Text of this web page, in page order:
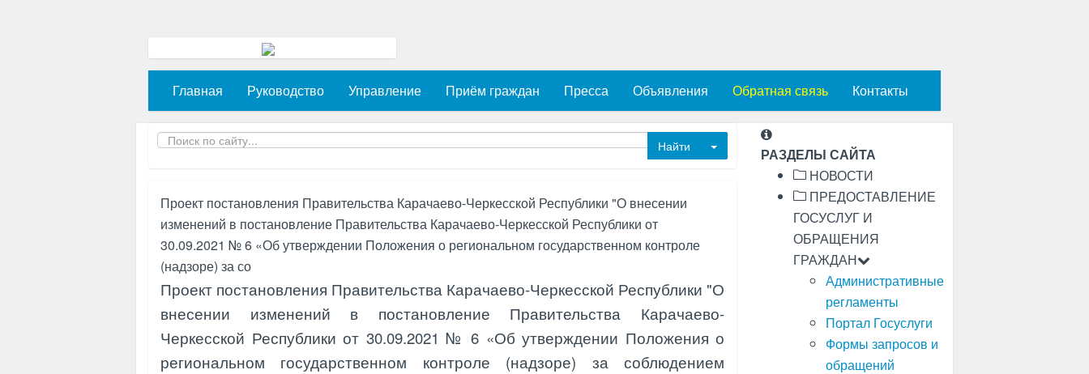
Главная Руководство Управление Приём граждан Пресса Объявления Обратная связь Контакты
Toggle Dropdown
Проект постановления Правительства Карачаево-Черкесской Республики "О внесении
изменений в постановление Правительства Карачаево-Черкесской Республики от
30.09.2021 № 6 «Об утверждении Положения о региональном государственном контроле
(надзоре) за со
Проект постановления Правительства Карачаево-Черкесской Республики "О
внесении изменений в постановление Правительства Карачаево-
Черкесской Республики от 30.09.2021 № 6 «Об утверждении Положения о
региональном государственном контроле (надзоре) за соблюдением
РАЗДЕЛЫ САЙТА
НОВОСТИ
ПРЕДОСТАВЛЕНИЕ
ГОСУСЛУГ И
ОБРАЩЕНИЯ
ГРАЖДАН
Административные
регламенты
Портал Госуслуги
Формы запросов и
обращений